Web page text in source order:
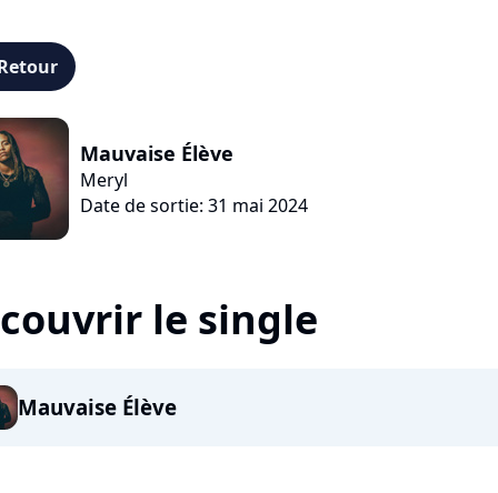
Mauvaise Élève
Meryl
Date de sortie: 31 mai 2024
le single
Mauvaise Élève